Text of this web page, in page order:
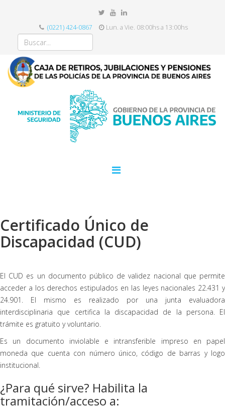
(0221) 424-0867 Lun. a Vie. 08:00hs a 13:00hs
Certificado Único de
Discapacidad (CUD)
El CUD es un documento público de validez nacional que permite
acceder a los derechos estipulados en las leyes nacionales 22.431 y
24.901. El mismo es realizado por una junta evaluadora
interdisciplinaria que certifica la discapacidad de la persona. El
trámite es gratuito y voluntario.
Es un documento inviolable e intransferible impreso en papel
moneda que cuenta con número único, código de barras y logo
institucional.
¿Para qué sirve? Habilita la
tramitación/acceso a: